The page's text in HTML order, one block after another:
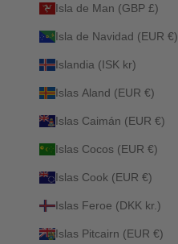
Isla de Man (GBP £)
Isla de Navidad (EUR €)
Islandia (ISK kr)
Islas Aland (EUR €)
Islas Caimán (EUR €)
Islas Cocos (EUR €)
Islas Cook (EUR €)
Islas Feroe (DKK kr.)
Islas Pitcairn (EUR €)